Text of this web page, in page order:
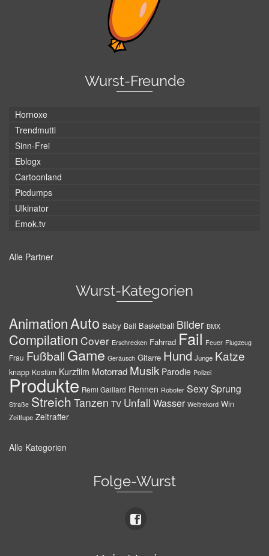
Wurst-Freunde
Hornoxe
Trendmutti
Sinn-Frei
Eblogx
Cartoonland
Picdumps
Ulkinator
Emok.tv
Alle Partner
Wurst-Kategorien
AnimationAuto Baby Ball Basketball Bilder BMX
Compilation Cover Erschrecken Fahrrad Fail Feuer Flugzeug
Frau Fußball Game Geräusch Gitarre Hund Junge Katze
knapp Kostüm Kurzfilm Motorrad Musik Parodie Polizei
Produkte Remi Gaillard Rennen Roboter SexySprung
Straße Streich Tanzen TV Unfall Wasser Weltrekord Win
Zeitlupe Zeitraffer
Alle Kategorien
Folge-Wurst